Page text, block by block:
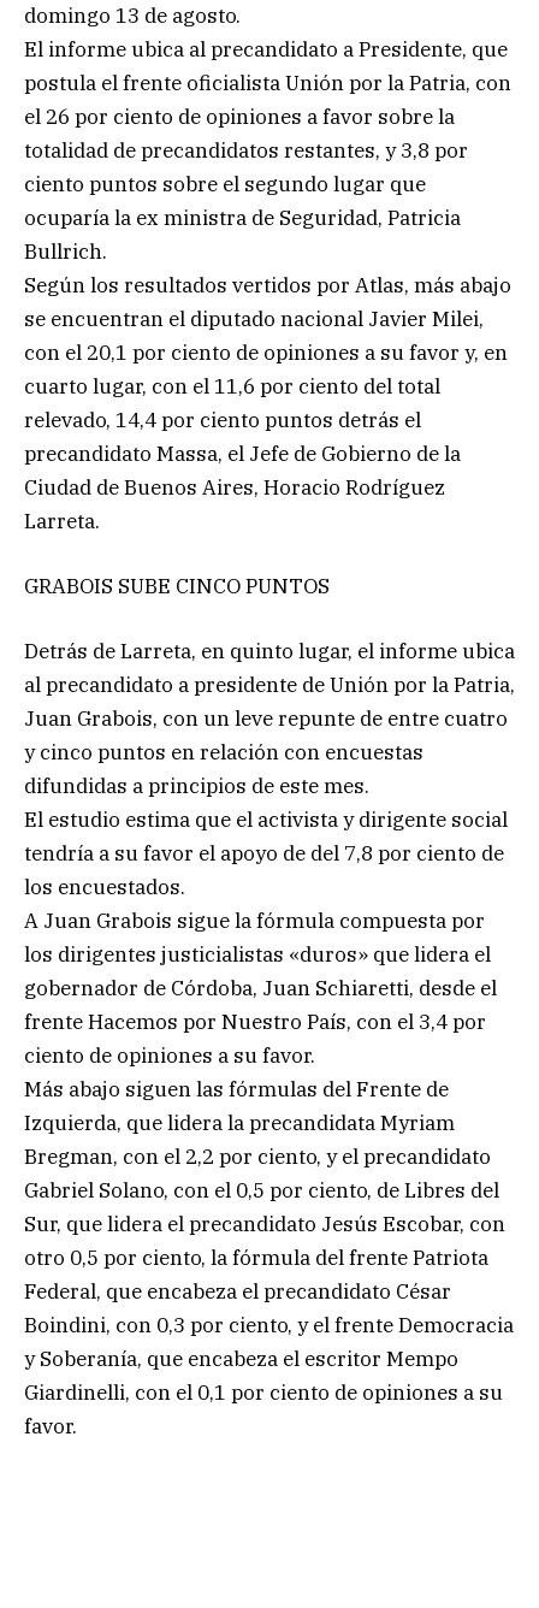
domingo 13 de agosto.
El informe ubica al precandidato a Presidente, que
postula el frente oficialista Unión por la Patria, con
el 26 por ciento de opiniones a favor sobre la
totalidad de precandidatos restantes, y 3,8 por
ciento puntos sobre el segundo lugar que
ocuparía la ex ministra de Seguridad, Patricia
Bullrich.
Según los resultados vertidos por Atlas, más abajo
se encuentran el diputado nacional Javier Milei,
con el 20,1 por ciento de opiniones a su favor y, en
cuarto lugar, con el 11,6 por ciento del total
relevado, 14,4 por ciento puntos detrás el
precandidato Massa, el Jefe de Gobierno de la
Ciudad de Buenos Aires, Horacio Rodríguez
Larreta.
GRABOIS SUBE CINCO PUNTOS
Detrás de Larreta, en quinto lugar, el informe ubica
al precandidato a presidente de Unión por la Patria,
Juan Grabois, con un leve repunte de entre cuatro
y cinco puntos en relación con encuestas
difundidas a principios de este mes.
El estudio estima que el activista y dirigente social
tendría a su favor el apoyo de del 7,8 por ciento de
los encuestados.
A Juan Grabois sigue la fórmula compuesta por
los dirigentes justicialistas «duros» que lidera el
gobernador de Córdoba, Juan Schiaretti, desde el
frente Hacemos por Nuestro País, con el 3,4 por
ciento de opiniones a su favor.
Más abajo siguen las fórmulas del Frente de
Izquierda, que lidera la precandidata Myriam
Bregman, con el 2,2 por ciento, y el precandidato
Gabriel Solano, con el 0,5 por ciento, de Libres del
Sur, que lidera el precandidato Jesús Escobar, con
otro 0,5 por ciento, la fórmula del frente Patriota
Federal, que encabeza el precandidato César
Boindini, con 0,3 por ciento, y el frente Democracia
y Soberanía, que encabeza el escritor Mempo
Giardinelli, con el 0,1 por ciento de opiniones a su
favor.